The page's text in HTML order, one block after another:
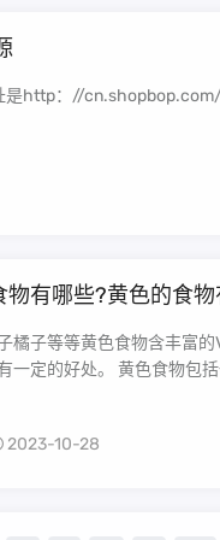
http：//
物有哪些?黄色的食
橘子等等黄色食物含丰富
一定的好处。 黄色食物包
2023-10-28